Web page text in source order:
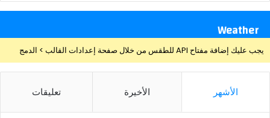
Weather
يجب عليك إضافة مفتاح API للطقس من خلال صفحة إعدادات القالب > الدمج
الأشهر الأخيرة تعليقات